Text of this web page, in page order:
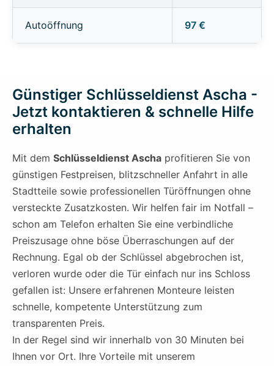
Autoöffnung 97 €
Günstiger Schlüsseldienst Ascha -
Jetzt kontaktieren & schnelle Hilfe
erhalten
Mit dem Schlüsseldienst Ascha profitieren Sie von
günstigen Festpreisen, blitzschneller Anfahrt in alle
Stadtteile sowie professionellen Türöffnungen ohne
versteckte Zusatzkosten. Wir helfen fair im Notfall –
schon am Telefon erhalten Sie eine verbindliche
Preiszusage ohne böse Überraschungen auf der
Rechnung. Egal ob der Schlüssel abgebrochen ist,
verloren wurde oder die Tür einfach nur ins Schloss
gefallen ist: Unsere erfahrenen Monteure leisten
schnelle, kompetente Unterstützung zum
transparenten Preis.
In der Regel sind wir innerhalb von 30 Minuten bei
Ihnen vor Ort. Ihre Vorteile mit unserem